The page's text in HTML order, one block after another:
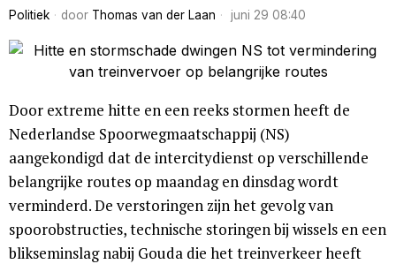
Politiek door Thomas van der Laan juni 29 08:40
Door extreme hitte en een reeks stormen heeft de
Nederlandse Spoorwegmaatschappij (NS)
aangekondigd dat de intercitydienst op verschillende
belangrijke routes op maandag en dinsdag wordt
verminderd. De verstoringen zijn het gevolg van
spoorobstructies, technische storingen bij wissels en een
blikseminslag nabij Gouda die het treinverkeer heeft